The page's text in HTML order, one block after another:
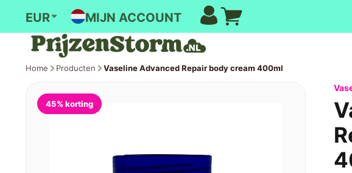
EUR MIJN ACCOUNT
Home Producten Vaseline Advanced Repair body cream 400ml
45% korting